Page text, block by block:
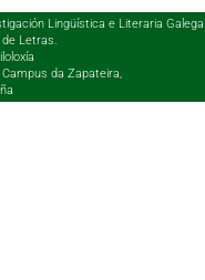
Lingüística e Literaria Galega
Letras.
Campus da Zapateira,